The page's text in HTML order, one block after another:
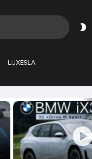
LUXESLA